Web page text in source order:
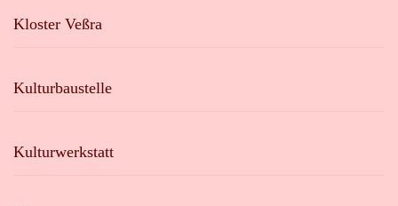
Kloster Veßra
Kulturbaustelle
Kulturwerkstatt